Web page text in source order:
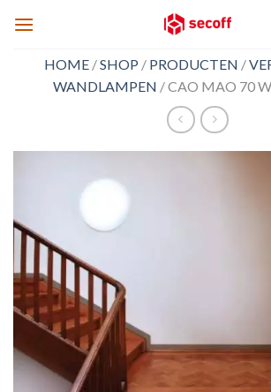
HOME/SHOP / PRODUCTEN /
WANDLAMPEN /CAO MAO 70